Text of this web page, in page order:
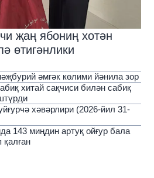
җаң ябониң хотән
өтигәнлики
әмгәк көлими йәнила зор
хитай сақчиси билән сабиқ
хәвәрлири (2026-йил 31-
143 миңдин артуқ ойғур бала
қалған